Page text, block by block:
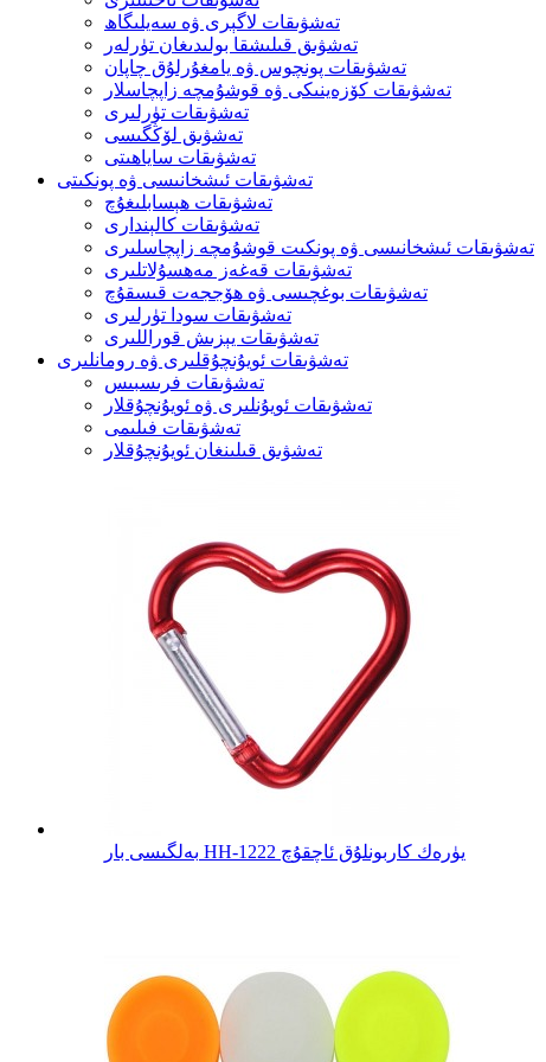
تەشۋىقات لاگېرى ۋە سەيلىگاھ
تەشۋىق قىلىشقا بولىدىغان تۈرلەر
تەشۋىقات پونچوس ۋە يامغۇرلۇق چاپان
تەشۋىقات كۆزەينىكى ۋە قوشۇمچە زاپچاسلار
تەشۋىقات تۈرلىرى
تەشۋىق لۆڭگىسى
تەشۋىقات ساياھىتى
تەشۋىقات ئىشخانىسى ۋە پونكىتى
تەشۋىقات ھېسابلىغۇچ
تەشۋىقات كالېندارى
تەشۋىقات ئىشخانىسى ۋە پونكىت قوشۇمچە زاپچاسلىرى
تەشۋىقات قەغەز مەھسۇلاتلىرى
تەشۋىقات بوغچىسى ۋە ھۆججەت قىسقۇچ
تەشۋىقات سودا تۈرلىرى
تەشۋىقات يېزىش قوراللىرى
تەشۋىقات ئويۇنچۇقلىرى ۋە رومانلىرى
تەشۋىقات فرىسبىس
تەشۋىقات ئويۇنلىرى ۋە ئويۇنچۇقلار
تەشۋىقات فىلىمى
تەشۋىق قىلىنغان ئويۇنچۇقلار
بەلگىسى بار HH-1222 يۈرەك كاربونلۇق ئاچقۇچ